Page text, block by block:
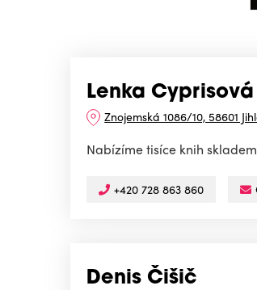
Lenka Cyprisová
Znojemská 1086/10, 58601
Nabízíme tisíce knih
+420 728 863 860
Denis Čišič